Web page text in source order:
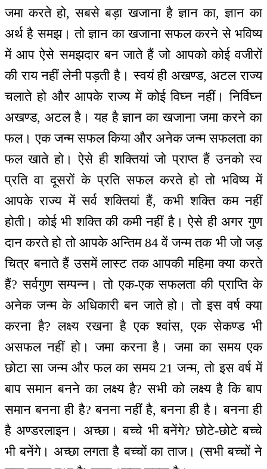
जमा करते हो, सबसे बड़ा खजाना है ज्ञान का, ज्ञान का
अर्थ है समझ। तो ज्ञान का खजाना सफल करने से भविष्य
में आप ऐसे समझदार बन जाते हैं जो आपको कोई वजीरों
की राय नहीं लेनी पड़ती है। स्वयं ही अखण्ड, अटल राज्य
चलाते हो और आपके राज्य में कोई विघ्न नहीं। निर्विघ्न
अखण्ड, अटल है। यह है ज्ञान का खजाना जमा करने का
फल। एक जन्म सफल किया और अनेक जन्म सफलता का
फल खाते हो। ऐसे ही शक्तियां जो प्राप्त हैं उनको स्व
प्रति वा दूसरों के प्रति सफल करते हो तो भविष्य में
आपके राज्य में सर्व शक्तियां हैं, कभी शक्ति कम नहीं
होती। कोई भी शक्ति की कमी नहीं है। ऐसे ही अगर गुण
दान करते हो तो आपके अन्तिम 84 वें जन्म तक भी जो जड़
चित्र बनाते हैं उसमें लास्ट तक आपकी महिमा क्या करते
हैं? सर्वगुण सम्पन्न। तो एक-एक सफलता की प्राप्ति के
अनेक जन्म के अधिकारी बन जाते हो। तो इस वर्ष क्या
करना है? लक्ष्य रखना है एक श्वांस, एक सेकण्ड भी
असफल नहीं हो। जमा करना है। जमा का समय एक
छोटा सा जन्म और फल का समय 21 जन्म, तो इस वर्ष में
बाप समान बनने का लक्ष्य है? सभी को लक्ष्य है कि बाप
समान बनना ही है? बनना नहीं है, बनना ही है। बनना ही
है अण्डरलाइन। अच्छा। बच्चे भी बनेंगे? छोटे-छोटे बच्चे
भी बनेंगे। अच्छा लगता है बच्चों का ताज। (सभी बच्चों ने